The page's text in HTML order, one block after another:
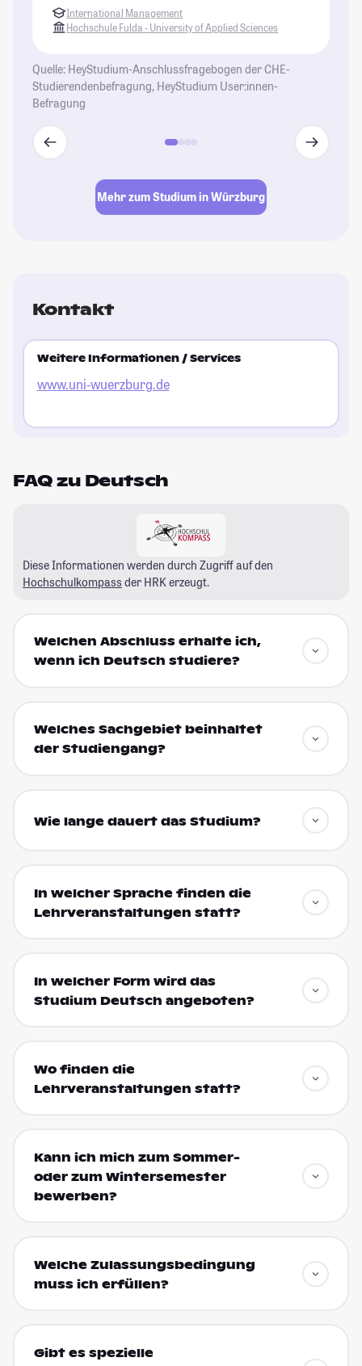
International Management
Hochschule Fulda - University of Applied Sciences
Quelle: HeyStudium-Anschlussfragebogen der CHE-
Studierendenbefragung, HeyStudium User:innen-
Befragung
Mehr zum Studium in Würzburg
Kontakt
Weitere Informationen / Services
www.uni-wuerzburg.de
FAQ zu Deutsch
Diese Informationen werden durch Zugriff auf den
Hochschulkompass der HRK erzeugt.
Welchen Abschluss erhalte ich,
wenn ich Deutsch studiere?
Welches Sachgebiet beinhaltet
der Studiengang?
Wie lange dauert das Studium?
In welcher Sprache finden die
Lehrveranstaltungen statt?
In welcher Form wird das
Studium Deutsch angeboten?
Wo finden die
Lehrveranstaltungen statt?
Kann ich mich zum Sommer-
oder zum Wintersemester
bewerben?
Welche Zulassungsbedingung
muss ich erfüllen?
Gibt es spezielle